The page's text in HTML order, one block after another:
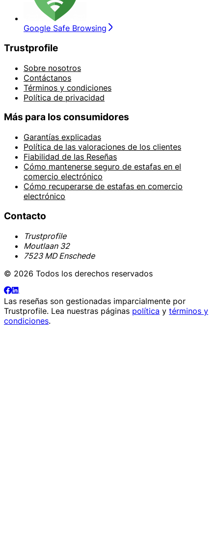
Google Safe Browsing
Trustprofile
Sobre nosotros
Contáctanos
Términos y condiciones
Política de privacidad
Más para los consumidores
Garantías explicadas
Política de las valoraciones de los clientes
Fiabilidad de las Reseñas
Cómo mantenerse seguro de estafas en el
comercio electrónico
Cómo recuperarse de estafas en comercio
electrónico
Contacto
Trustprofile
Moutlaan 32
7523 MD Enschede
© 2026 Todos los derechos reservados
Las reseñas son gestionadas imparcialmente por
Trustprofile. Lea nuestras páginas política y términos y
condiciones.